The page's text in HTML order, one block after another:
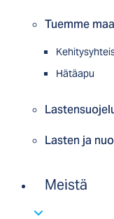
Tuemme
Hätäapu
Lasten ja
Meistä